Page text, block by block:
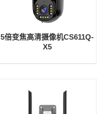
5倍变焦高清摄像机CS611Q-
X5